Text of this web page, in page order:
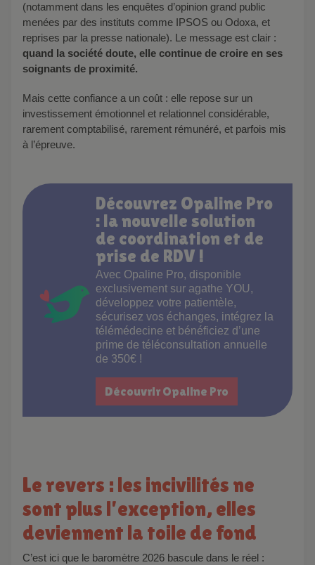
(notamment dans les enquêtes d’opinion grand public
menées par des instituts comme IPSOS ou Odoxa, et
reprises par la presse nationale). Le message est clair :
quand la société doute, elle continue de croire en ses
soignants de proximité.
Mais cette confiance a un coût : elle repose sur un
investissement émotionnel et relationnel considérable,
rarement comptabilisé, rarement rémunéré, et parfois mis
à l’épreuve.
Découvrez Opaline Pro
: la nouvelle solution
de coordination et de
prise de RDV !
Avec Opaline Pro, disponible
exclusivement sur agathe YOU,
développez votre patientèle,
sécurisez vos échanges, intégrez la
télémédecine et bénéficiez d’une
prime de téléconsultation annuelle
de 350€ !
Découvrir Opaline Pro
Le revers : les incivilités ne
sont plus l’exception, elles
deviennent la toile de fond
C’est ici que le baromètre 2026 bascule dans le réel :